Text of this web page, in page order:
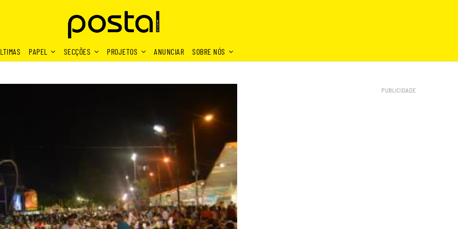
PAPEL SECÇÕES PROJETOS ANUNCIAR SOBRE NÓS